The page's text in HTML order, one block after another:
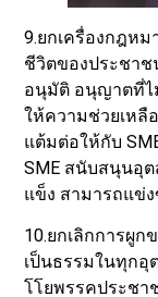
9.ยกเครื่องกฎหม
ชีวิตของประชาช
อนุมัติ อนุญาตที่ไ
ให้ความช่วยเหลื
แต้มต่อให้กับ
SME สนับสนุนอุ
แข็ง สามารถแข่
10.ยกเลิกการผู
เป็นธรรมในทุกอุ
โโยพรรคประชา